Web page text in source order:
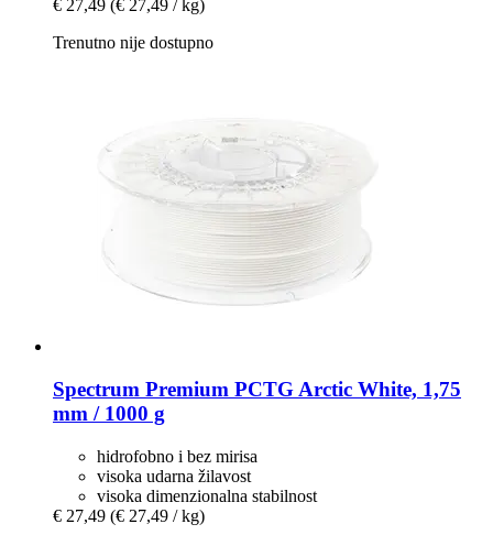
€ 27,49 (€ 27,49 / kg)
Trenutno nije dostupno
Spectrum Premium PCTG Arctic White, 1,75
mm / 1000 g
hidrofobno i bez mirisa
visoka udarna žilavost
visoka dimenzionalna stabilnost
€ 27,49 (€ 27,49 / kg)